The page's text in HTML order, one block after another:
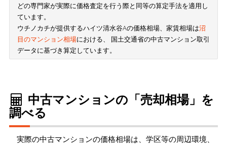
どの専門家が実際に価格査定を行う際と同等の算定手法を適用し
ています。
ウチノカチが提供するハイツ清水谷Aの価格相場、家賃相場は沼
目のマンション相場における、 国土交通省の中古マンション取引
データに基づき算定しています。
中古マンションの「売却相場」を
調べる
実際の中古マンションの価格相場は、学区等の周辺環境、